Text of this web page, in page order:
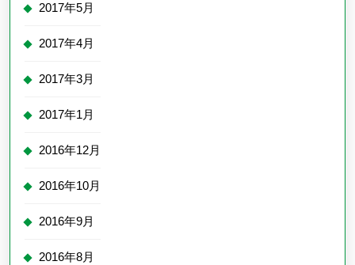
2017年5月
2017年4月
2017年3月
2017年1月
2016年12月
2016年10月
2016年9月
2016年8月